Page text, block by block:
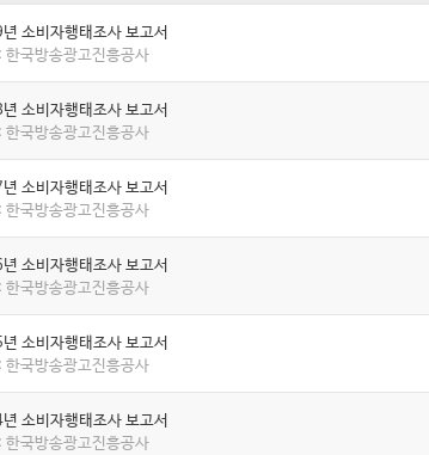
소비자행태조사 보고서
한국방송광고진흥공사
소비자행태조사 보고서
한국방송광고진흥공사
소비자행태조사 보고서
한국방송광고진흥공사
소비자행태조사 보고서
한국방송광고진흥공사
소비자행태조사 보고서
한국방송광고진흥공사
소비자행태조사 보고서
한국방송광고진흥공사